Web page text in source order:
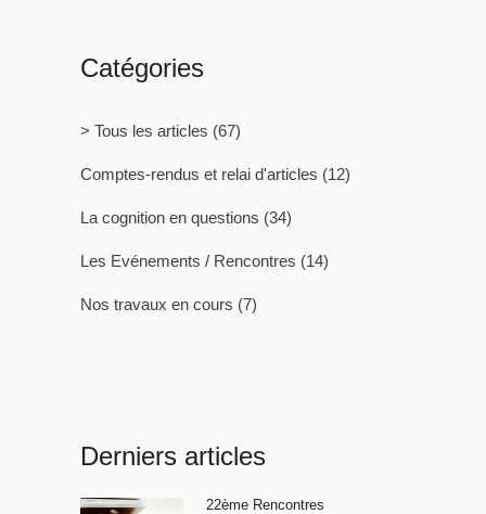
Catégories
> Tous les articles (67)
Comptes-rendus et relai d'articles (12)
La cognition en questions (34)
Les Evénements / Rencontres (14)
Nos travaux en cours (7)
Derniers articles
22ème Rencontres